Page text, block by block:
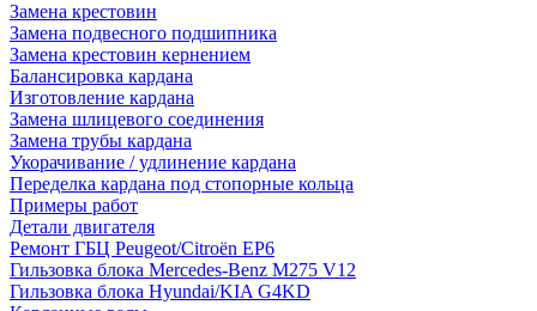
Замена крестовин
Замена подвесного подшипника
Замена крестовин кернением
Балансировка кардана
Изготовление кардана
Замена шлицевого соединения
Замена трубы кардана
Укорачивание / удлинение кардана
Переделка кардана под стопорные кольца
Примеры работ
Детали двигателя
Ремонт ГБЦ Peugeot/Citroën EP6
Гильзовка блока Mercedes-Benz M275 V12
Гильзовка блока Hyundai/KIA G4KD